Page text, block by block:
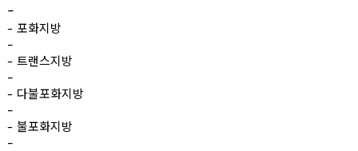
-
- 포화지방
-
- 트랜스지방
-
- 다불포화지방
-
- 불포화지방
-